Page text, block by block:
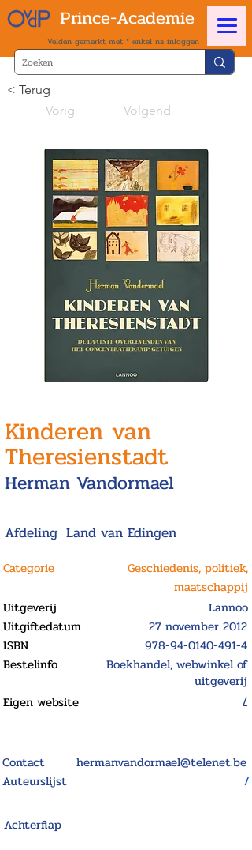
Prince-Academie
Velden gemerkt met * enkel na inloggen
< Terug
Vorig
Volgend
Kinderen van
Theresienstadt
Herman Vandormael
Afdeling Land van Edingen
Categorie
Geschiedenis, politiek,
maatschappij
Uitgeverij
Lannoo
Uitgiftedatum
27 november 2012
ISBN
978-94-0140-491-4
Bestelinfo
Boekhandel, webwinkel of
uitgeverij
Eigen website
/
Contact
hermanvandormael@telenet.be
Auteurslijst
/
Achterflap